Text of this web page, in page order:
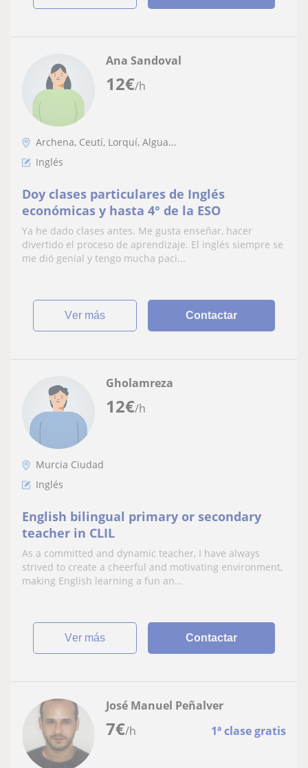
12€/h
Ana Sandoval
Archena, Ceutí, Lorquí, Algua...
Inglés
Doy clases particulares de Inglés
económicas y hasta 4° de la ESO
Ya he dado clases antes. Me gusta enseñar, hacer
divertido el proceso de aprendizaje. El inglés siempre se
me dió genial y tengo mucha paci...
ver más Contactar
12€/h
Gholamreza
Murcia Ciudad
Inglés
English bilingual primary or secondary
teacher in CLIL
As a committed and dynamic teacher, I have always
strived to create a cheerful and motivating environment,
making English learning a fun an...
ver más Contactar
7€/h 1ª clase gratis
José Manuel Peñalver